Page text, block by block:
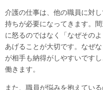
介護の仕事は、他の職員に対
持ちが必要になってきます。
に怒るのではなく「なぜその
あげることが大切です。なぜ
が相手も納得がしやすいです
働きます。
また、職員が悩みを抱えてい